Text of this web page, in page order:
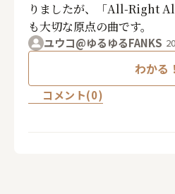
りましたが、「All-Right
も大切な原点の曲です。
ユウコ@ゆるゆるFANKS
わかる
コメント(0)